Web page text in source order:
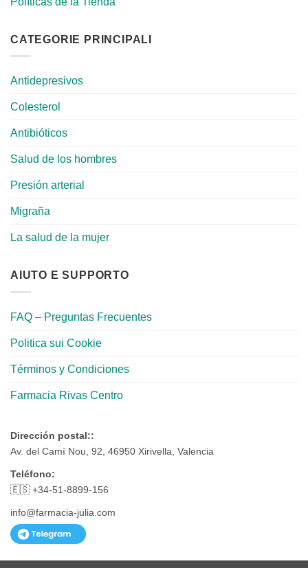
CATEGORIE PRINCIPALI
Antidepresivos
Colesterol
Antibióticos
Salud de los hombres
Presión arterial
Migraña
La salud de la mujer
AIUTO E SUPPORTO
FAQ – Preguntas Frecuentes
Politica sui Cookie
Términos y Condiciones
Farmacia Rivas Centro
Dirección postal::
Av. del Camí Nou, 92, 46950 Xirivella, Valencia
Teléfono:
🇪🇸 +34-51-8899-156
info@farmacia-julia.com